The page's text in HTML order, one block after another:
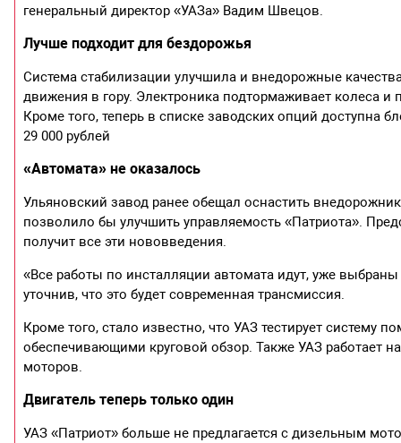
генеральный директор «УАЗа» Вадим Швецов.
Лучше подходит для бездорожья
Система стабилизации улучшила и внедорожные
движения в гору. Электроника подтормаживает колеса
Кроме того, теперь в списке заводских опций доступна
29 000 рублей
«Автомата» не оказалось
Ульяновский завод ранее обещал оснастить
позволило бы улучшить управляемость «Патриота».
получит все эти нововведения.
«Все работы по инсталляции автомата идут, уже
уточнив, что это будет современная трансмиссия.
Кроме того, стало известно, что УАЗ тестирует
обеспечивающими круговой обзор. Также УАЗ работает
моторов.
Двигатель теперь только один
УАЗ «Патриот» больше не предлагается с дизельным